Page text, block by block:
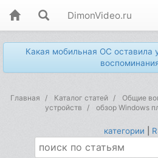
DimonVideo.ru
Какая мобильная ОС оставила
Главная Каталог статей Общие
устройств
обзор Windows
категории